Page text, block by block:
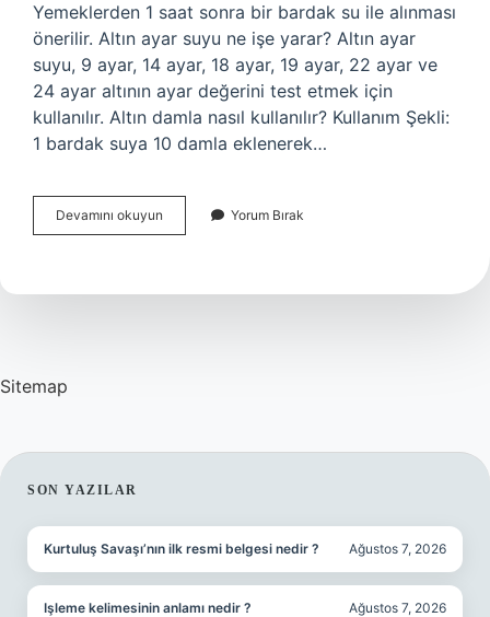
Yemeklerden 1 saat sonra bir bardak su ile alınması
önerilir. Altın ayar suyu ne işe yarar? Altın ayar
suyu, 9 ayar, 14 ayar, 18 ayar, 19 ayar, 22 ayar ve
24 ayar altının ayar değerini test etmek için
kullanılır. Altın damla nasıl kullanılır? Kullanım Şekli:
1 bardak suya 10 damla eklenerek…
Devamını okuyun
Suyu
Iyi
Yorum Bırak
Sitemap
SIDEBAR
SON YAZILAR
Kurtuluş Savaşı’nın ilk resmi belgesi nedir ? Ağustos 7, 2026
Işleme kelimesinin anlamı nedir ? Ağustos 7, 2026